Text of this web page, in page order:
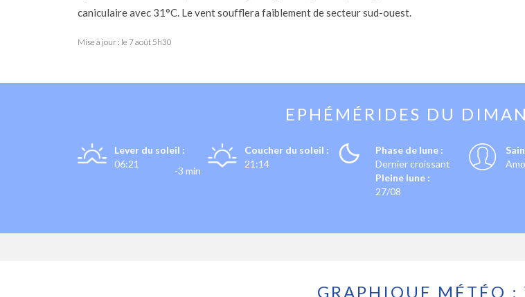
caniculaire avec 31°C. Le vent soufflera faiblement de secteur sud-ouest.
Mise à jour : le 7 août 5h30
EPHÉMÉRIDES DU
Lever du soleil :
06:21
-3 min
Coucher du soleil :
21:14
Phase de lune :
Dernier croissant
Pleine lune :
27/08
GRAPHIQUE MÉTÉO :